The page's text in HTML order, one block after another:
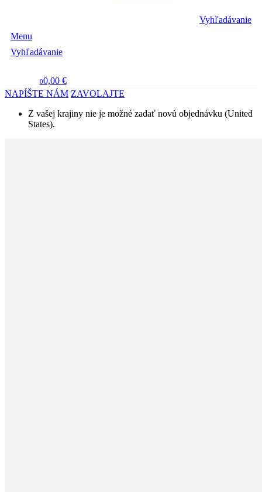
Vyhľadávanie
Menu
Vyhľadávanie
00,00 €
NAPÍŠTE NÁM ZAVOLAJTE
Z vašej krajiny nie je možné zadať novú objednávku (United
States).